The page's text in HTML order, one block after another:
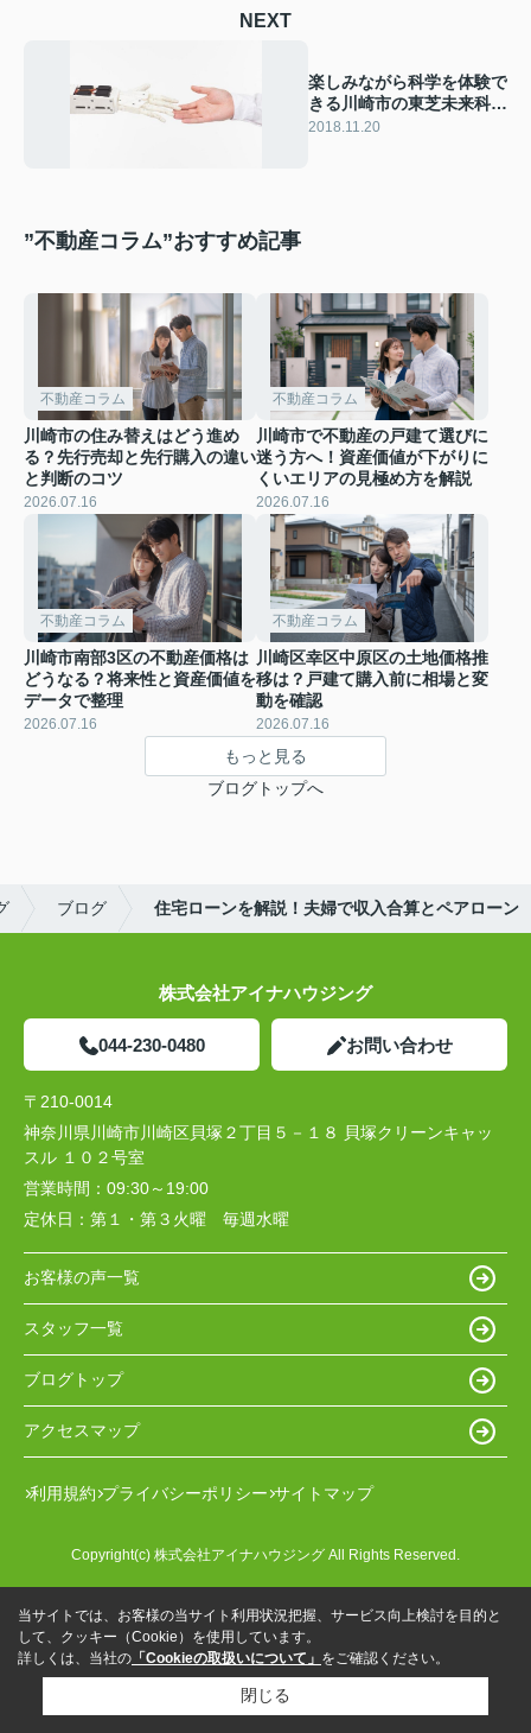
NEXT
楽しみながら科学を体験で
きる川崎市の東芝未来科学
館
2018.11.20
”不動産コラム”おすすめ記事
不動産コラム
川崎市の住み替えはどう進め
る？先行売却と先行購入の違い
と判断のコツ
2026.07.16
不動産コラム
川崎市で不動産の戸建て選びに
迷う方へ！資産価値が下がりに
くいエリアの見極め方を解説
2026.07.16
不動産コラム
川崎市南部3区の不動産価格は
どうなる？将来性と資産価値を
データで整理
2026.07.16
不動産コラム
川崎区幸区中原区の土地価格推
移は？戸建て購入前に相場と変
動を確認
2026.07.16
もっと見る
ブログトップへ
ブログ 住宅ローンを解説！夫婦で収入合算とペアローン
株式会社アイナハウジング
044-230-0480 お問い合わせ
〒210-0014
神奈川県川崎市川崎区貝塚２丁目５－１８ 貝塚クリーンキャッ
スル １０２号室
営業時間： 09:30～19:00
定休日： 第１・第３火曜 毎週水曜
お客様の声一覧
スタッフ一覧
ブログトップ
アクセスマップ
利用規約 プライバシーポリシー サイトマップ
Copyright(c) 株式会社アイナハウジング All Rights Reserved.
当サイトでは、お客様の当サイト利用状況把握、サービス向上検討を目的と
して、クッキー（Cookie）を使用しています。
詳しくは、当社の 「Cookieの取扱いについて」 をご確認ください。
閉じる